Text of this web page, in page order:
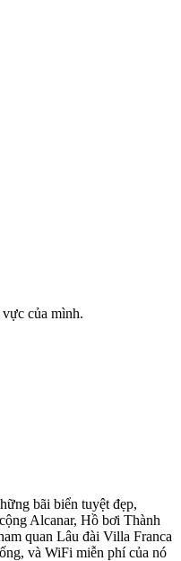
của mình.
bãi biển tuyệt đẹp,
Alcanar, Hồ bơi Thành
quan Lâu đài Villa Franca
và WiFi miễn phí của nó